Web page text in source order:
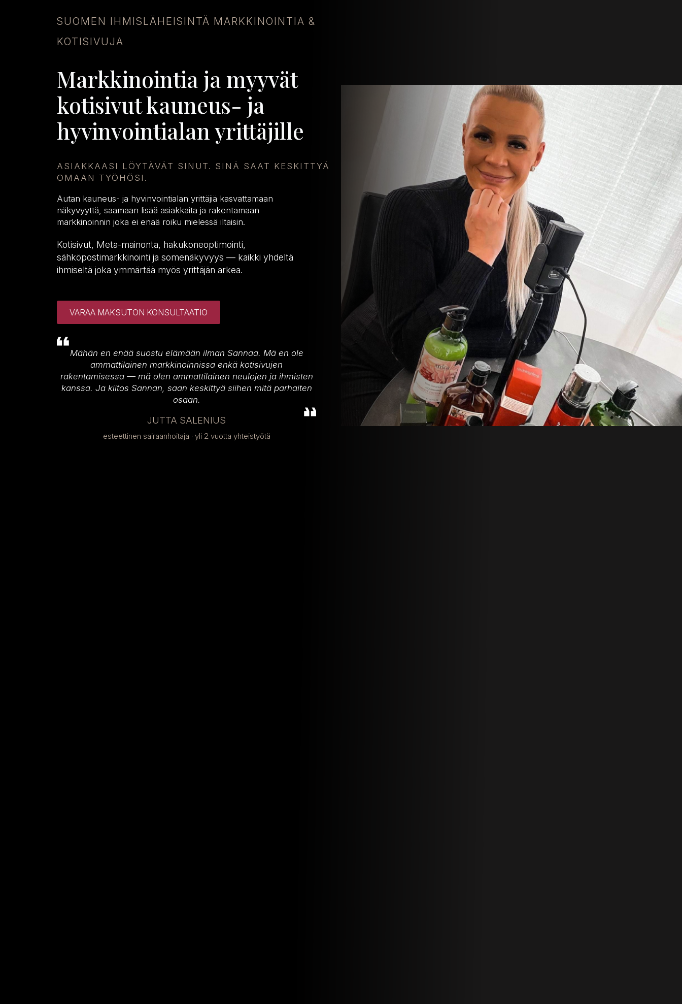
SUOMEN IHMISLÄHEISINTÄ MARKKINOINTIA &
KOTISIVUJA
Markkinointia ja myyvät
kotisivut kauneus- ja
hyvinvointialan yrittäjille
ASIAKKAASI LÖYTÄVÄT SINUT. SINÄ SAAT KESKITTYÄ
OMAAN TYÖHÖSI.
Autan kauneus- ja hyvinvointialan yrittäjiä kasvattamaan
näkyvyyttä, saamaan lisää asiakkaita ja rakentamaan
markkinoinnin joka ei enää roiku mielessä iltaisin.
Kotisivut, Meta-mainonta, hakukoneoptimointi,
sähköpostimarkkinointi ja somenäkyvyys — kaikki yhdeltä
ihmiseltä joka ymmärtää myös yrittäjän arkea.
VARAA MAKSUTON KONSULTAATIO
Mähän en enää suostu elämään ilman Sannaa. Mä en ole
ammattilainen markkinoinnissa enkä kotisivujen
rakentamisessa — mä olen ammattilainen neulojen ja ihmisten
kanssa. Ja kiitos Sannan, saan keskittyä siihen mitä parhaiten
osaan.
JUTTA SALENIUS
esteettinen sairaanhoitaja · yli 2 vuotta yhteistyötä